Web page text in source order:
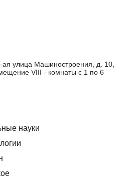
ая улица Машиностроения, д. 10,
VIII - комнаты с 1 по 6
науки